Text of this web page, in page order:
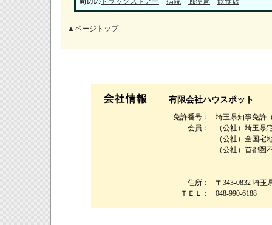
▲ページトップ
有限会社ハウスポット
免許番号：
埼玉県知事免許
会員：
（公社）埼玉県
（公社）全国宅
（公社）首都圏
住所：
〒343-0832 埼玉
ＴＥＬ：
048-990-6188